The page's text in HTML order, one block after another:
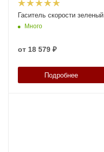
Гаситель скорости зеленый
Много
от 18 579 ₽
Подробнее